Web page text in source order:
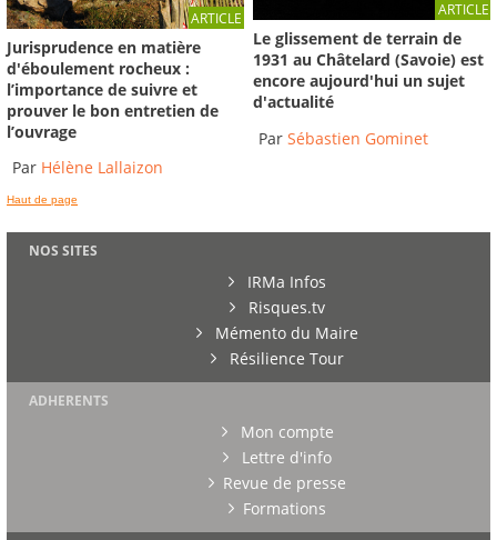
ARTICLE
Jurisprudence en matière
d'éboulement rocheux :
l’importance de suivre et
prouver le bon entretien de
l’ouvrage
Par Hélène Lallaizon
ARTICLE
Le glissement de terrain de
1931 au Châtelard (Savoie) est
encore aujourd'hui un sujet
d'actualité
ParSébastien Gominet
Haut de page
NOS SITES
IRMa Infos
Risques.tv
Mémento du Maire
Résilience Tour
ADHERENTS
Mon compte
Lettre d'info
Revue de presse
Formations